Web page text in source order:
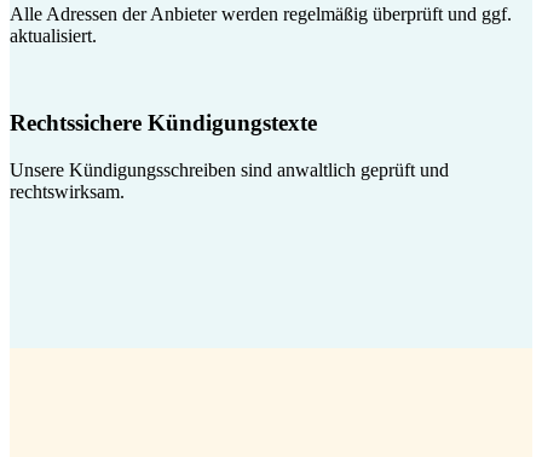
Alle Adressen der Anbieter werden regelmäßig überprüft und ggf.
aktualisiert.
Rechtssichere Kündigungstexte
Unsere Kündigungsschreiben sind anwaltlich geprüft und
rechtswirksam.